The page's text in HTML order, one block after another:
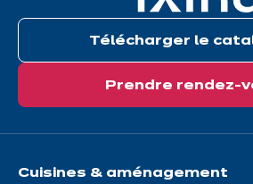
Télécharger le
Prendre rendez-
Cuisines & aménagement